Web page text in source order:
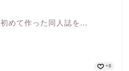
初めて作った同人誌を...
+8